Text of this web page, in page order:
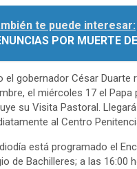
te puede interesar:
POR MUERTE
el gobernador César Duarte
el miércoles 17 el Papa
su Visita Pastoral.
al Centro
está programado el
de Bachilleres; a las 16:00